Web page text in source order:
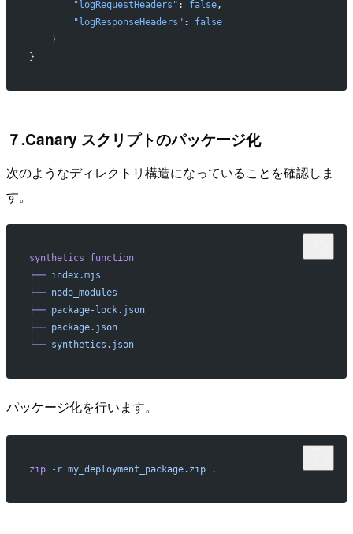
        "logRequestHeaders"
: false,
        "logResponseHeaders"
: false
    }
}
７.Canary スクリプトのパッケージ化
次のようなディレクトリ構造になっていることを確認しま
す。
synthetics_function
├── index.mjs
├── node_modules
├── package-lock.json
├── package.json
└── synthetics.json
パッケージ化を行います。
zip -r my_deployment_package.zip .